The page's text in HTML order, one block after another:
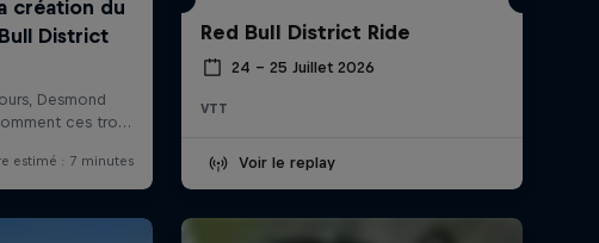
Red Bull District Ride
24 – 25 Juillet 2026
VTT
Voir le replay